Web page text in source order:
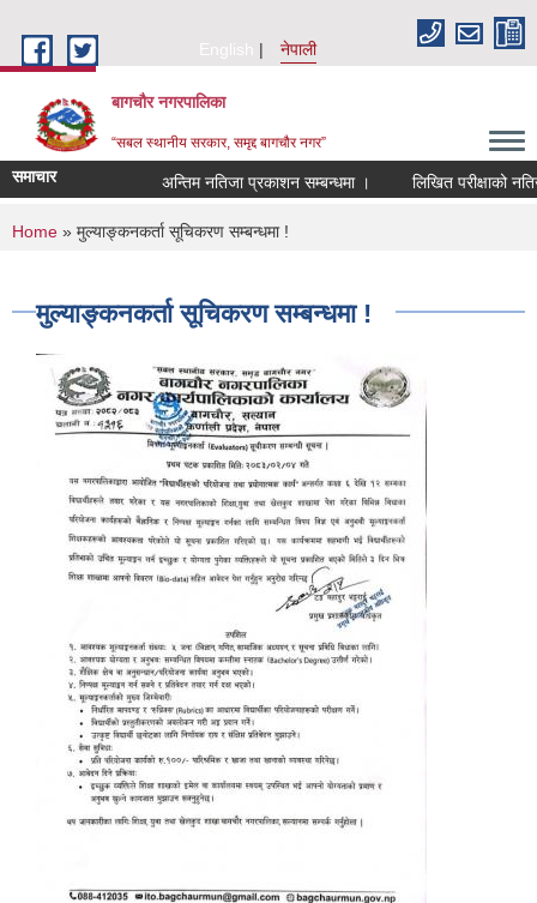
English
नेपाली
बागचौर नगरपालिका
“सबल स्थानीय सरकार, समृद्द बागचौर नगर”
समाचार अन्तिम नतिजा प्रकाशन सम्बन्धमा । लिखित परीक्षाको
You are here
Home » मुल्याङ्कनकर्ता सूचिकरण सम्बन्धमा !
मुल्याङ्कनकर्ता सूचिकरण सम्बन्धमा !